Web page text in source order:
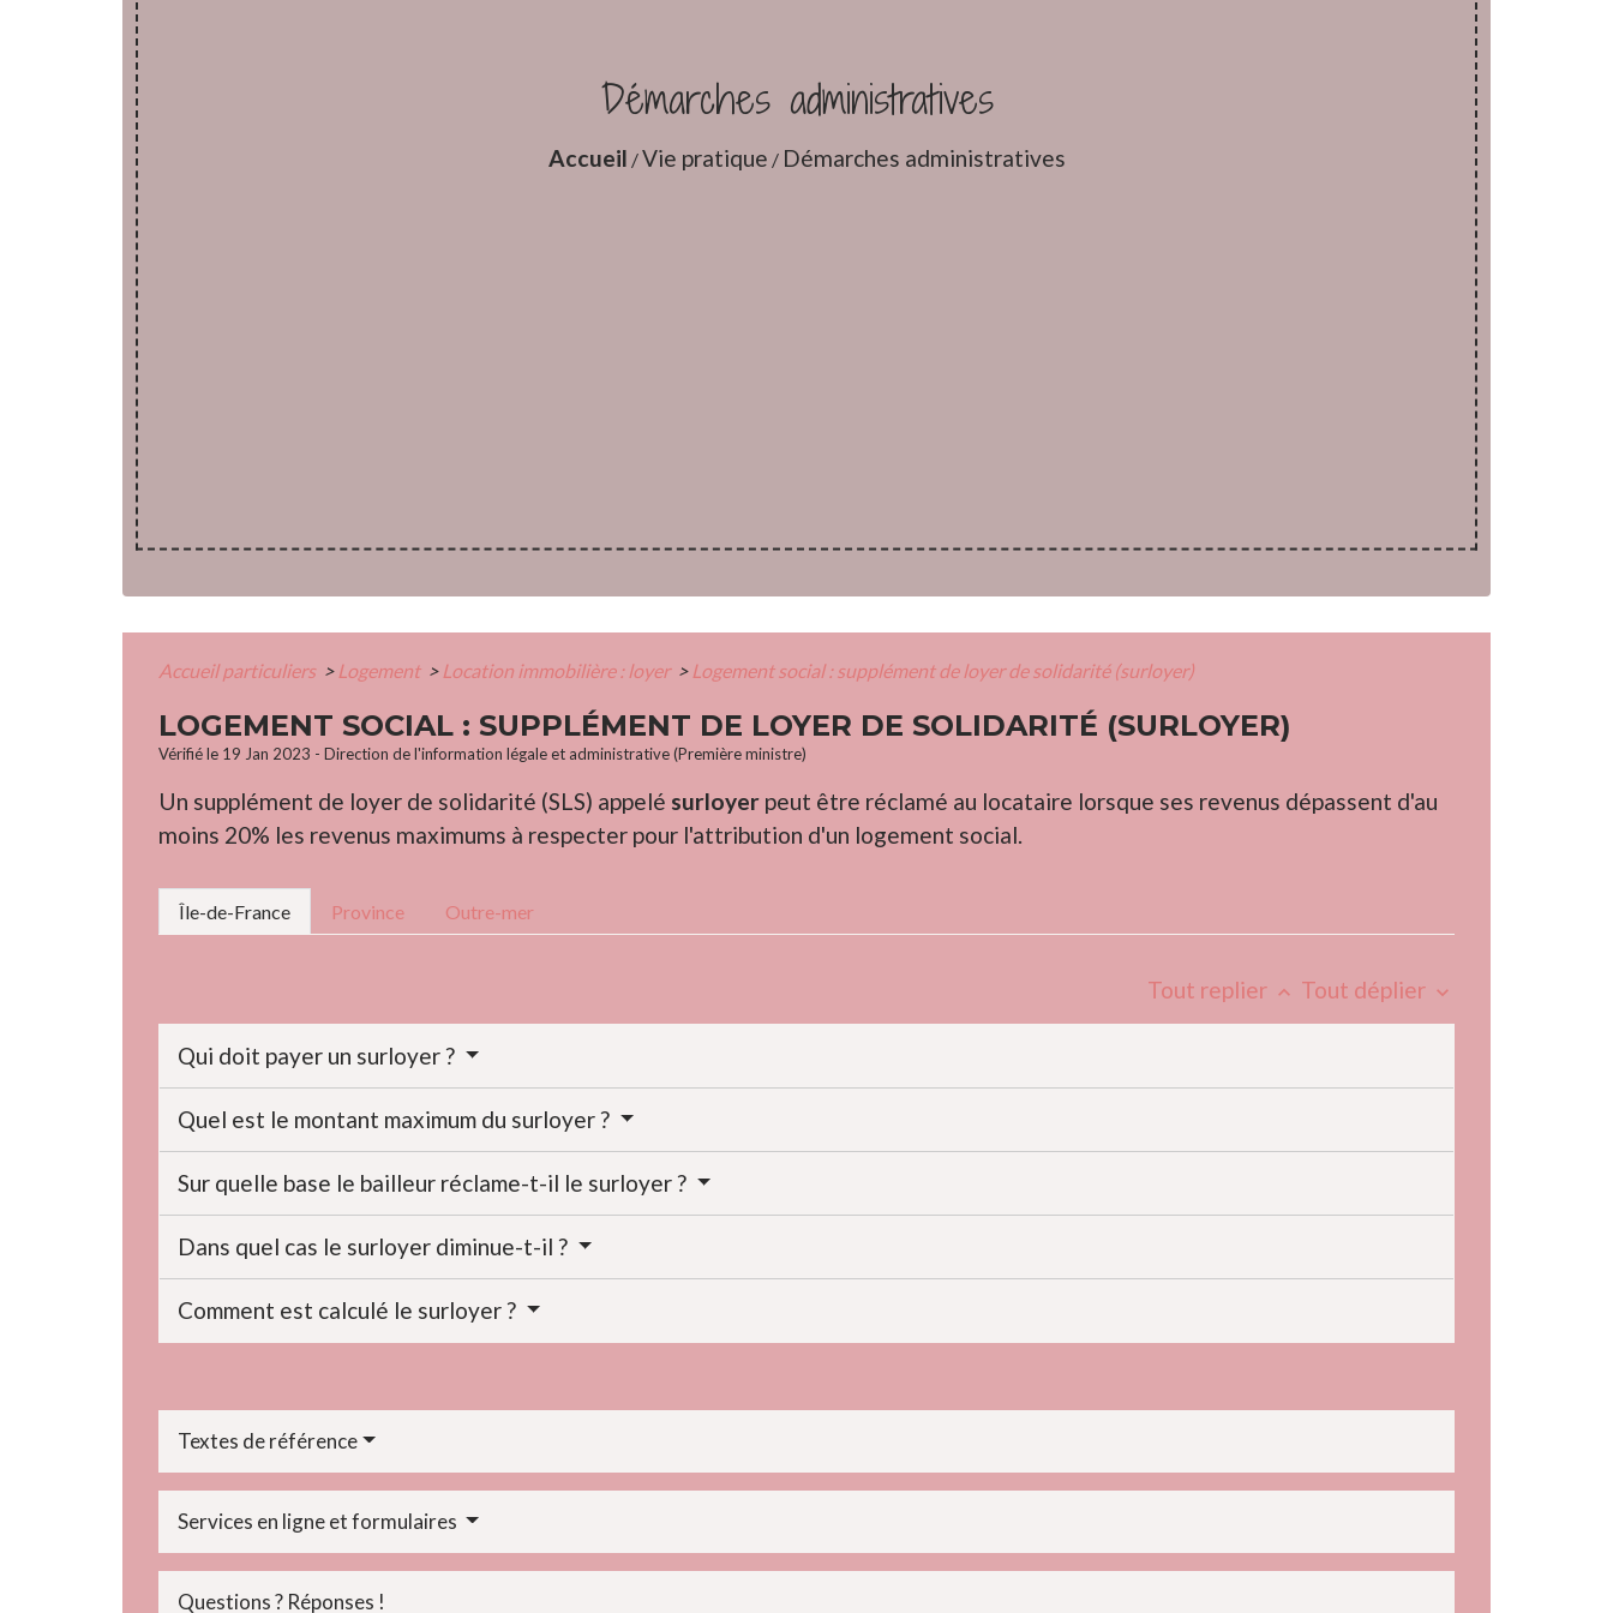
Démarches administratives
Accueil /Vie pratique / Démarches administratives
Accueil particuliers > Logement > Location immobilière : loyer > Logement social : supplément de loyer de solidarité (surloyer)
LOGEMENT SOCIAL : SUPPLÉMENT DE LOYER DE SOLIDARITÉ (SURLOYER)
Vérifié le 19 Jan 2023 - Direction de l'information légale et administrative (Première ministre)
Un supplément de loyer de solidarité (SLS) appelé surloyer peut être réclamé au locataire lorsque ses revenus dépassent d'au
moins 20% les revenus maximums à respecter pour l'attribution d'un logement social.
Île-de-France Province Outre-mer
Tout replier keyboard_arrow_up Tout déplier keyboard_arrow_down
Qui doit payer un surloyer ?
Quel est le montant maximum du surloyer ?
Sur quelle base le bailleur réclame-t-il le surloyer ?
Dans quel cas le surloyer diminue-t-il ?
Comment est calculé le surloyer ?
Textes de référence
Services en ligne et formulaires
Questions ? Réponses !